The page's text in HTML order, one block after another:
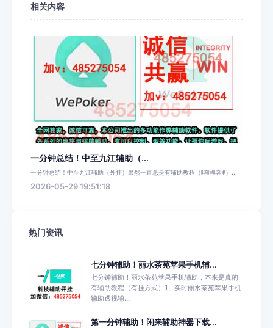
相关内容
一分钟总结！中至九江辅助（...
一分钟总结！中至九江辅助（外挂）果然一直总是有辅助教程（哔哩哔哩）...
2026-05-29 19:51:18
热门资讯
七分钟辅助！丽水茶苑苹果手机辅...
七分钟辅助！丽水茶苑苹果手机辅助，本来是真的
有辅助教程（有挂方式）1、实时丽水茶苑苹果手机
辅助透视辅...
第一分钟辅助！闲来辅助神器下载...